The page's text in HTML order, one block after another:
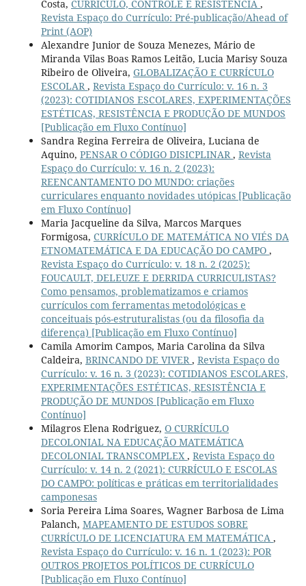
Costa, CURRÍCULO, CONTROLE E RESISTÊNCIA ,
Revista Espaço do Currículo: Pré-publicação/Ahead of
Print (AOP)
Alexandre Junior de Souza Menezes, Mário de
Miranda Vilas Boas Ramos Leitão, Lucia Marisy Souza
Ribeiro de Oliveira, GLOBALIZAÇÃO E CURRÍCULO
ESCOLAR , Revista Espaço do Currículo: v. 16 n. 3
(2023): COTIDIANOS ESCOLARES, EXPERIMENTAÇÕES
ESTÉTICAS, RESISTÊNCIA E PRODUÇÃO DE MUNDOS
[Publicação em Fluxo Contínuo]
Sandra Regina Ferreira de Oliveira, Luciana de
Aquino, PENSAR O CÓDIGO DISICPLINAR , Revista
Espaço do Currículo: v. 16 n. 2 (2023):
REENCANTAMENTO DO MUNDO: criações
curriculares enquanto novidades utópicas [Publicação
em Fluxo Contínuo]
Maria Jacqueline da Silva, Marcos Marques
Formigosa, CURRÍCULO DE MATEMÁTICA NO VIÉS DA
ETNOMATEMÁTICA E DA EDUCAÇÃO DO CAMPO ,
Revista Espaço do Currículo: v. 18 n. 2 (2025):
FOUCAULT, DELEUZE E DERRIDA CURRICULISTAS?
Como pensamos, problematizamos e criamos
currículos com ferramentas metodológicas e
conceituais pós-estruturalistas (ou da filosofia da
diferença) [Publicação em Fluxo Contínuo]
Camila Amorim Campos, Maria Carolina da Silva
Caldeira, BRINCANDO DE VIVER , Revista Espaço do
Currículo: v. 16 n. 3 (2023): COTIDIANOS ESCOLARES,
EXPERIMENTAÇÕES ESTÉTICAS, RESISTÊNCIA E
PRODUÇÃO DE MUNDOS [Publicação em Fluxo
Contínuo]
Milagros Elena Rodriguez, O CURRÍCULO
DECOLONIAL NA EDUCAÇÃO MATEMÁTICA
DECOLONIAL TRANSCOMPLEX , Revista Espaço do
Currículo: v. 14 n. 2 (2021): CURRÍCULO E ESCOLAS
DO CAMPO: políticas e práticas em territorialidades
camponesas
Soria Pereira Lima Soares, Wagner Barbosa de Lima
Palanch, MAPEAMENTO DE ESTUDOS SOBRE
CURRÍCULO DE LICENCIATURA EM MATEMÁTICA ,
Revista Espaço do Currículo: v. 16 n. 1 (2023): POR
OUTROS PROJETOS POLÍTICOS DE CURRÍCULO
[Publicação em Fluxo Contínuo]